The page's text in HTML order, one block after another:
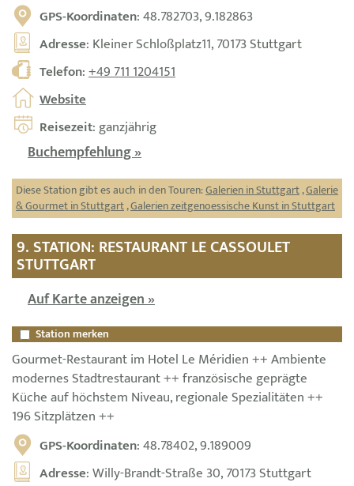
GPS-Koordinaten: 48.782703, 9.182863
Adresse: Kleiner Schloßplatz11, 70173 Stuttgart
Telefon:+49 711 1204151
Website
Reisezeit: ganzjährig
Buchempfehlung »
Diese Station gibt es auch in den Touren:Galerien in Stuttgart,Galerie
& Gourmet in Stuttgart,Galerien zeitgenoessische Kunst in Stuttgart
9. STATION: RESTAURANT LE CASSOULET
STUTTGART
Auf Karte anzeigen »
Station merken
Gourmet-Restaurant im Hotel Le Méridien ++ Ambiente
modernes Stadtrestaurant ++ französische geprägte
Küche auf höchstem Niveau, regionale Spezialitäten ++
196 Sitzplätzen ++
GPS-Koordinaten: 48.78402, 9.189009
Adresse: Willy-Brandt-Straße 30, 70173 Stuttgart